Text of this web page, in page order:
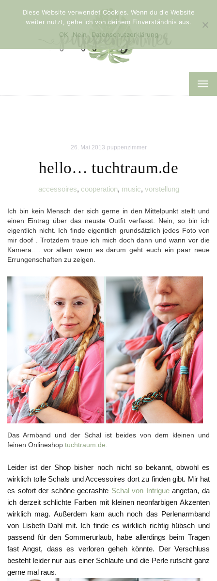
26. Mai 2013 puppenzimmer
hello… tuchtraum.de
accessoires, cooperation, music, vorstellung
Ich bin kein Mensch der sich gerne in den Mittelpunkt stellt und
einen Eintrag über das neuste Outfit verfasst. Nein, so bin ich
eigentlich nicht. Ich finde eigentlich grundsätzlich jedes Foto von
mir doof . Trotzdem traue ich mich doch dann und wann vor die
Kamera…. vor allem wenn es darum geht euch ein paar neue
Errungenschaften zu zeigen.
Das Armband und der Schal ist beides von dem kleinen und
feinen Onlineshop tuchtraum.de.
Leider ist der Shop bisher noch nicht so bekannt, obwohl es
wirklich tolle Schals und Accessoires dort zu finden gibt. Mir hat
es sofort der schöne gecrashte Schal von Intrigueangetan, da
ich derzeit schlichte Farben mit kleinen neonfarbigen Akzenten
wirklich mag. Außerdem kam auch noch das Perlenarmband
von Lisbeth Dahl mit. Ich finde es wirklich richtig hübsch und
passend für den Sommerurlaub, habe allerdings beim Tragen
fast Angst, dass es verloren geheh könnte. Der Verschluss
besteht leider nur aus einer Schlaufe und die Perle rutscht ganz
gerne mal raus.
Diese Website verwendet Cookies. Wenn du die Website
weiter nutzt, gehe ich von deinem Einverständnis aus.
OK
Nein Datenschutzerklärung